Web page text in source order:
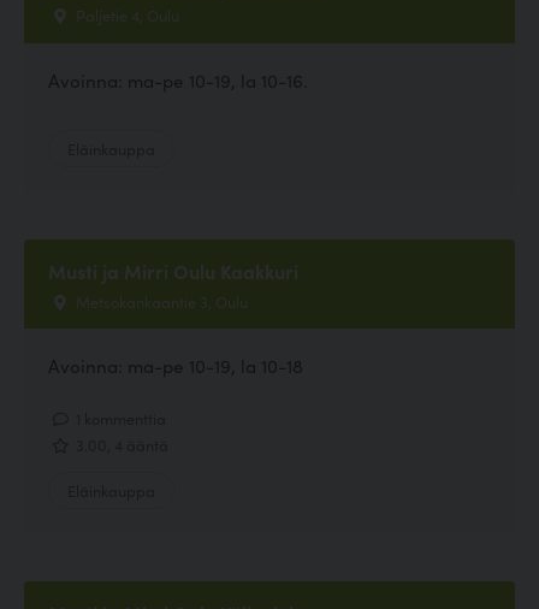
Paljetie 4, Oulu
Avoinna: ma-pe 10-19, la 10-16.
Musti ja Mirri Oulu Kaakkuri
Metsokankaantie 3, Oulu
Avoinna: ma-pe 10-19, la 10-18